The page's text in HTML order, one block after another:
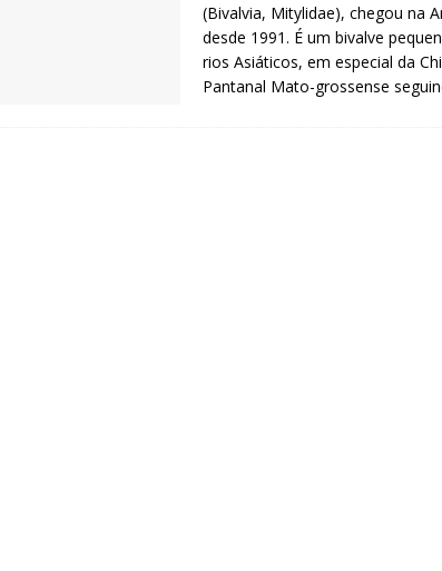
(Bivalvia, Mitylidae), chegou na
desde 1991. É um bivalve
rios Asiáticos, em especial da
Pantanal Mato-grossense